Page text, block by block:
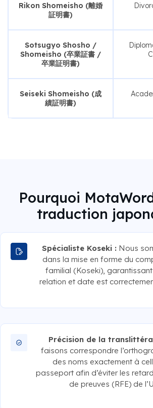
Rikon Shomeisho (離婚
証明書)
Sotsugyo Shosho /
Shomeisho (卒業証書 /
卒業証明書)
Seiseki Shomeisho (成
績証明書)
Pourquoi
traduction
Spécialiste Koseki : Nous
dans la mise en forme du
familial (Koseki),
relation et date est
Précision de la
faisons correspondre
des noms exactement à
passeport afin d’éviter les
de preuves (RFE) de